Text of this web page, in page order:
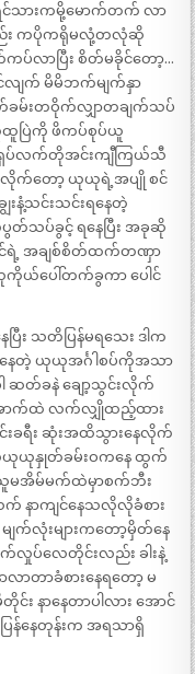
င်သားကမို့မောက်တက် လာ
း ကပိုကရိုမလုံ့တလုံဆို
ကပ်လာပြီး စိတ်မခိုင်တော့…
လျက် မိမိဘက်မျက်နှာ
မ်းတဝိုက်လျှာတချက်သပ်
ပြဲကို ဖိကပ်စုပ်ယူ
လက်တိုအင်းကျီကြယ်သီ
လိုက်တော့ ယုယုရဲ့အပျို စင်
းနံ့သင်းသင်းရနေတဲ့
ပ်ခွင့် ရနေပြီး အခုဆို
င်ရဲ့ အချစ်စိတ်ထက်တဏှာ
ကိုယ်ပေါ်တက်ခွကာ ပေါင်
သတိပြန်မရသေး ဒါက
ေတဲ့ ယုယုအင်္ဂါစပ်ကိုအသာ
ဆတ်ခနဲ ချော့သွင်းလိုက်
ောက်ထဲ လက်လျှိုထည့်ထား
ချင်းခရီး ဆုံးအထိသွားနေလိုက်
ယုနှုတ်ခမ်းဝကနေ ထွက်
မအိမ်မက်ထဲမှာစက်ဘီး
နာကျင်နေသလိုလိုခံစား
က်လုံးများကတော့မှိတ်နေ
ပ်လေတိုင်းလည်း ခါးနဲ့
ာတာခံစားနေရတော့ မ
း နာနေတာပါလား အောင်
ြန်နေတုန်းက အရသာရှိ